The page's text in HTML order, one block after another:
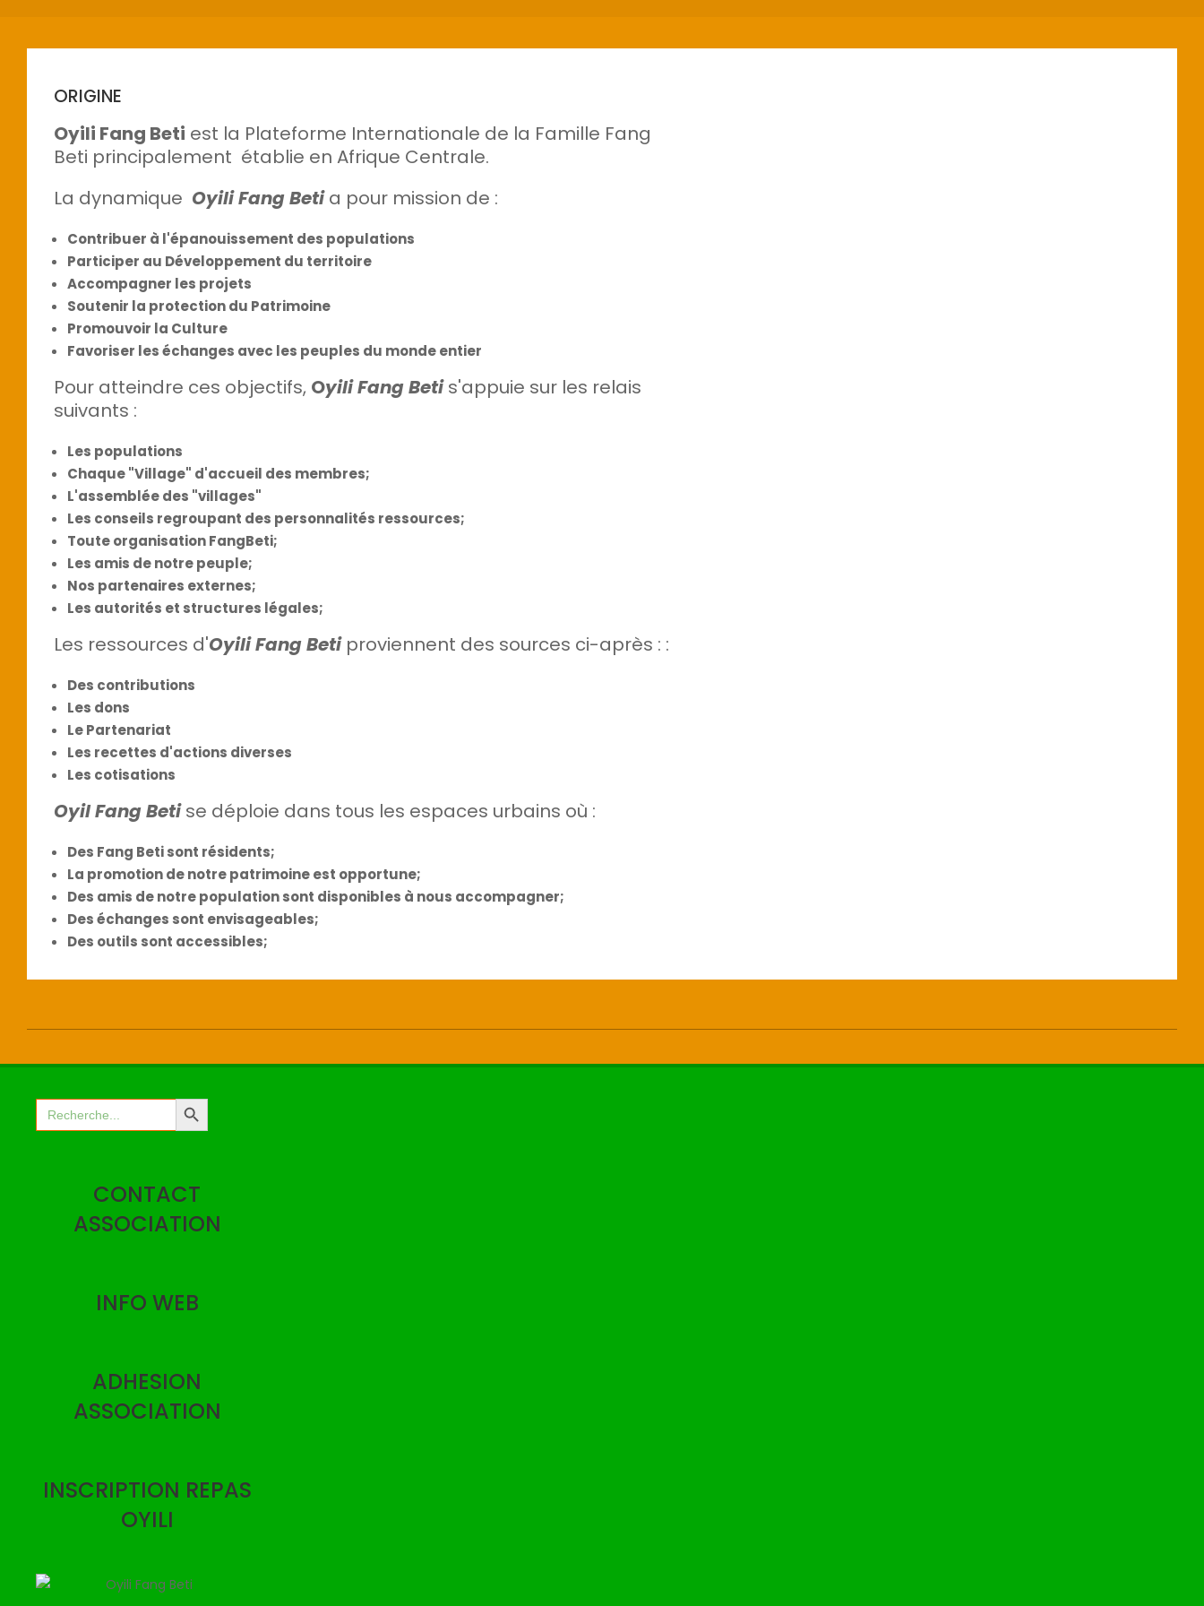
ORIGINE
Oyili Fang Beti est la Plateforme Internationale de la Famille Fang
Beti principalement établie en Afrique Centrale.
La dynamique Oyili Fang Betia pour mission de :
Contribuer à l'épanouissement des populations
Participer au Développement du territoire
Accompagner les projets
Soutenir la protection du Patrimoine
Promouvoir la Culture
Favoriser les échanges avec les peuples du monde entier
Pour atteindre ces objectifs, Oyili Fang Betis'appuie sur les relais
suivants :
Les populations
Chaque "Village" d'accueil des membres;
L'assemblée des "villages"
Les conseils regroupant des personnalités ressources;
Toute organisation FangBeti;
Les amis de notre peuple;
Nos partenaires externes;
Les autorités et structures légales;
Les ressources d'Oyili Fang Betiproviennent des sources ci-après : :
Des contributions
Les dons
Le Partenariat
Les recettes d'actions diverses
Les cotisations
Oyil Fang Betise déploie dans tous les espaces urbains où :
Des Fang Beti sont résidents;
La promotion de notre patrimoine est opportune;
Des amis de notre population sont disponibles à nous accompagner;
Des échanges sont envisageables;
Des outils sont accessibles;
12-
Search
for:
Search Button
CONTACT
ASSOCIATION
INFO WEB
ADHESION
ASSOCIATION
INSCRIPTION REPAS
OYILI